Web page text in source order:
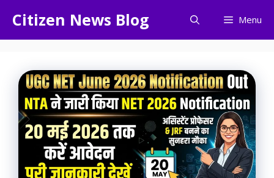
content
Citizen News Blog Menu